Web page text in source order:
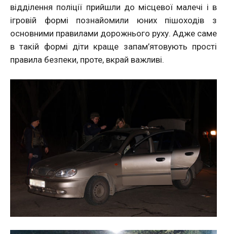
відділення поліції прийшли до місцевої малечі і в
ігровій формі познайомили юних пішоходів з
основними правилами дорожнього руху. Адже саме
в такій формі діти краще запам’ятовують прості
правила безпеки, проте, вкрай важливі.